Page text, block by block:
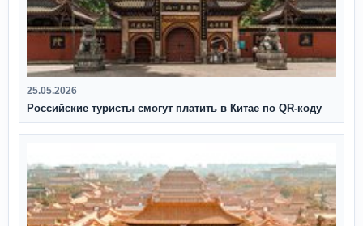
25.05.2026
Российские туристы смогут платить в Китае по QR‑коду